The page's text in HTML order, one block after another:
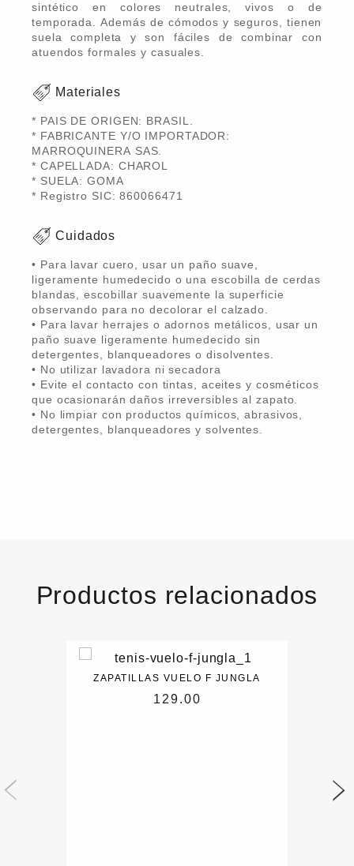
sintético en colores neutrales, vivos o de
temporada. Además de cómodos y seguros, tienen
suela completa y son fáciles de combinar con
atuendos formales y casuales.
Materiales
* PAIS DE ORIGEN: BRASIL.
* FABRICANTE Y/O IMPORTADOR:
MARROQUINERA SAS.
* CAPELLADA: CHAROL
* SUELA: GOMA
* Registro SIC: 860066471
Cuidados
• Para lavar cuero, usar un paño suave,
ligeramente humedecido o una escobilla de cerdas
blandas, escobillar suavemente la superficie
observando para no decolorar el calzado.
• Para lavar herrajes o adornos metálicos, usar un
paño suave ligeramente humedecido sin
detergentes, blanqueadores o disolventes.
• No utilizar lavadora ni secadora
• Evite el contacto con tintas, aceites y cosméticos
que ocasionarán daños irreversibles al zapato.
• No limpiar con productos químicos, abrasivos,
detergentes, blanqueadores y solventes.
Productos relacionados
ZAPATILLAS VUELO F JUNGLA
129.00